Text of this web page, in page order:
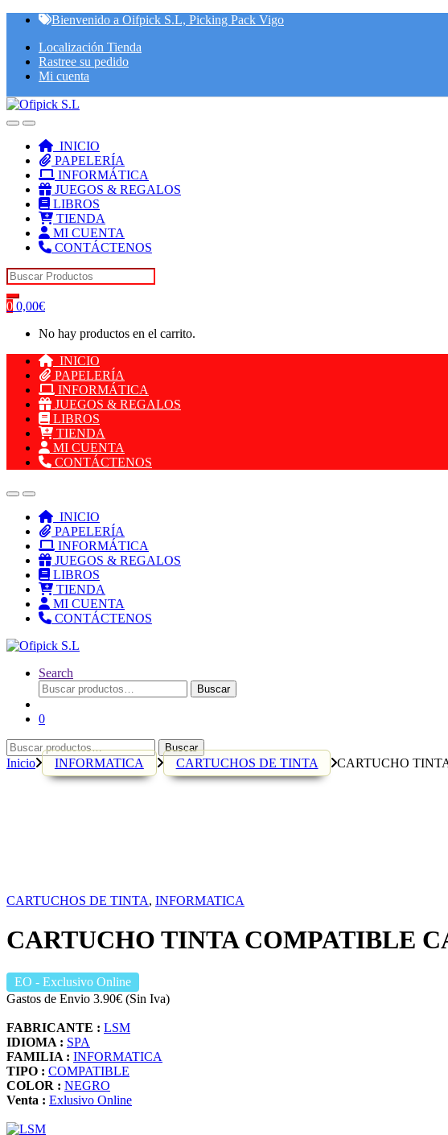
Skip
navigation
Skip
content
Bienvenido a Oifpick S.L, Picking Pack Vigo
Localización Tienda
Rastree su pedido
Mi cuenta
INICIO
PAPELERÍA
INFORMÁTICA
JUEGOS & REGALOS
LIBROS
TIENDA
MI CUENTA
CONTÁCTENOS
Search for:
0 0,00€
No hay productos en el carrito.
INICIO
PAPELERÍA
INFORMÁTICA
JUEGOS & REGALOS
LIBROS
TIENDA
MI CUENTA
CONTÁCTENOS
INICIO
PAPELERÍA
INFORMÁTICA
JUEGOS & REGALOS
LIBROS
TIENDA
MI CUENTA
CONTÁCTENOS
Search
Buscar
por:
Buscar
0
Buscar
por:
Buscar
Inicio INFORMATICA CARTUCHOS DE TINTA CARTUCHO
CARTUCHOS DE TINTA, INFORMATICA
CARTUCHO TINTA COMPATIBLE
EO - Exclusivo Online
Gastos de Envio 3.90€ (Sin Iva)
FABRICANTE : LSM
IDIOMA : SPA
FAMILIA : INFORMATICA
TIPO : COMPATIBLE
COLOR : NEGRO
Venta : Exlusivo Online